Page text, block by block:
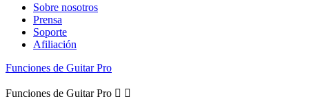
Sobre nosotros
Prensa
Soporte
Afiliación
Funciones de Guitar Pro
Funciones de Guitar Pro  